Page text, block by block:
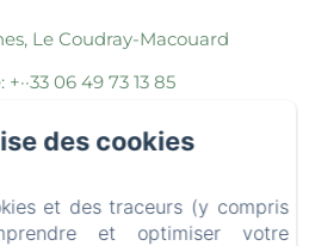
Le Coudray-Macouard
06 49 73 13 85
chambres
des cookies
et des traceurs (y compris
et optimiser votre